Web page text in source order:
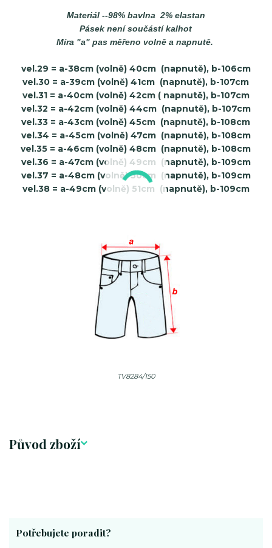
Materiál --98% bavlna 2% elastan
Pásek není součástí kalhot
Míra "a" pas měřeno volně a napnutě.
vel.29 = a-38cm (volně) 40cm (napnutě), b-106cm
vel.30 = a-39cm (volně) 41cm (napnutě), b-107cm
vel.31 = a-40cm (volně) 42cm ( napnutě), b-107cm
vel.32 = a-42cm (volně) 44cm (napnutě), b-107cm
vel.33 = a-43cm (volně) 45cm (napnutě), b-108cm
vel.34 = a-45cm (volně) 47cm (napnutě), b-108cm
vel.35 = a-46cm (volně) 48cm (napnutě), b-108cm
vel.36 = a-47cm (volně) 49cm (napnutě), b-109cm
vel.37 = a-48cm (volně) 50cm (napnutě), b-109cm
vel.38 = a-49cm (volně) 51cm (napnutě), b-109cm
TV8284/150
Původ zboží
Potřebujete poradit?